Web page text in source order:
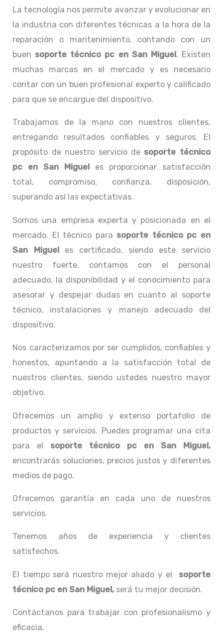
La tecnología nos permite avanzar y evolucionar en
la industria con diferentes técnicas a la hora de la
reparación o mantenimiento, contando con un
buen soporte técnico pc en San Miguel. Existen
muchas marcas en el mercado y es necesario
contar con un buen profesional experto y calificado
para que se encargue del dispositivo.
Trabajamos de la mano con nuestros clientes,
entregando resultados confiables y seguros. El
propósito de nuestro servicio de soporte técnico
pc en San Miguel
es proporcionar satisfacción
total, compromiso, confianza, disposición,
superando así las expectativas.
Somos una empresa experta y posicionada en el
mercado. El técnico para soporte técnico pc en
San Migueles certificado, siendo este servicio
nuestro fuerte, contamos con el personal
adecuado, la disponibilidad y el conocimiento para
asesorar y despejar dudas en cuanto al soporte
técnico, instalaciones y manejo adecuado del
dispositivo.
Nos caracterizamos por ser cumplidos, confiables y
honestos, apuntando a la satisfacción total de
nuestros clientes, siendo ustedes nuestro mayor
objetivo.
Ofrecemos un amplio y extenso portafolio de
productos y servicios. Puedes programar una cita
para el soporte técnico pc en San Miguel,
encontrarás soluciones, precios justos y diferentes
medios de pago.
Ofrecemos garantía en cada uno de nuestros
servicios.
Tenemos años de experiencia y clientes
satisfechos.
El tiempo será nuestro mejor aliado y el soporte
técnico pc en San Miguel, será tu mejor decisión.
Contáctanos para trabajar con profesionalismo y
eficacia.